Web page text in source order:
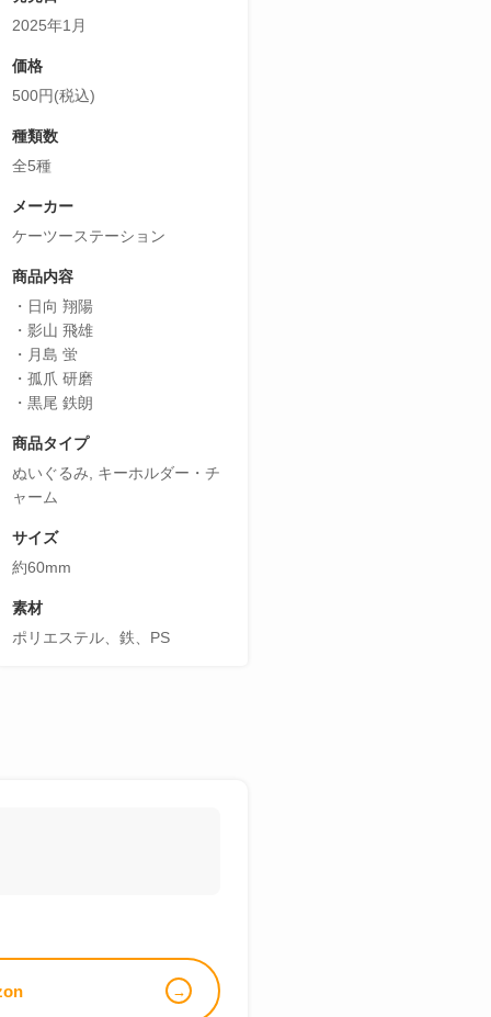
2025年1月
価格
500円(税込)
種類数
全5種
メーカー
ケーツーステーション
商品内容
・日向 翔陽
・影山 飛雄
・月島 蛍
・孤爪 研磨
・黒尾 鉄朗
商品タイプ
ぬいぐるみ, キーホルダー・チ
ャーム
サイズ
約60mm
素材
ポリエステル、鉄、PS